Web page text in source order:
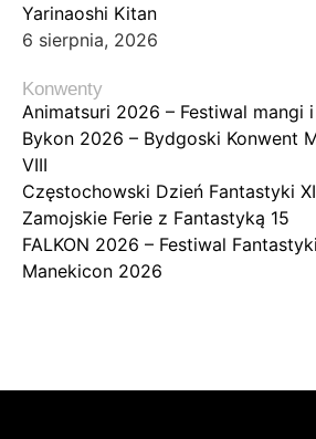
Yarinaoshi Kitan
6 sierpnia, 2026
Konwenty
Animatsuri 2026 – Festiwal mangi
Bykon 2026 – Bydgoski Konwent
VIII
Częstochowski Dzień Fantastyki
Zamojskie Ferie z Fantastyką 15
FALKON 2026 – Festiwal Fantastyki
Manekicon 2026